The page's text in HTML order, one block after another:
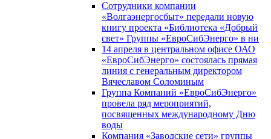
Сотрудники компании
«Волгаэнергосбыт» передали новую
книгу проекта «Библиотека «Добрый
свет» Группы «ЕвроСибЭнерго» в ни
14 апреля в центральном офисе ОАО
«ЕвроСибЭнерго» состоялась прямая
линия с генеральным директором
Вячеславом Соломиным
Группа Компаний «ЕвроСибЭнерго»
провела ряд мероприятий,
посвященных международному Дню
воды
Компания «Заводские сети» группы